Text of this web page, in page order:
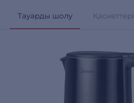
Тауарды шолу Қасиеттері